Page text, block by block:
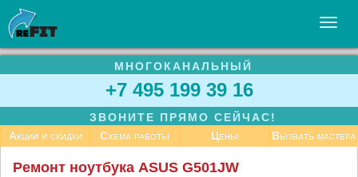
УСЛУГИ
БИЗНЕСУ
СТАТЬИ
МНОГОКАНАЛЬНЫЙ
+7 495 199 39 16
ЗВОНИТЕ ПРЯМО СЕЙЧАС!
Акции и скидки
Схема работы Цены Вызвать мастера
Ремонт ноутбука ASUS G501JW